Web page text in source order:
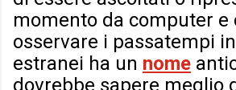
momento da computer e
osservare i passatempi
estranei ha un nome